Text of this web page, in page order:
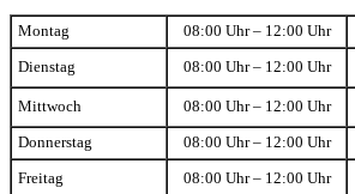
Montag 08:00 Uhr – 12:00 Uhr
Dienstag 08:00 Uhr – 12:00 Uhr
Mittwoch 08:00 Uhr – 12:00 Uhr
Donnerstag 08:00 Uhr – 12:00 Uhr
Freitag 08:00 Uhr – 12:00 Uhr